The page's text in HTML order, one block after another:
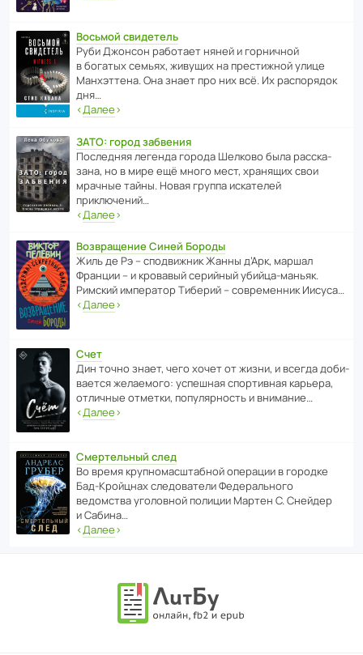
Восьмой свидетель
Руби Джонсон рабо­тает няней и горни­чной
в богатых семьях, живущих на прес­ти­жной улице
Манх­эт­тена. Она знает про них всё. Их распо­рядок
дня…
‹Далее›
ЗАТО: город забвения
После­дняя легенда города Шелково была расска­
зана, но в мире ещё много мест, хранящих свои
мрачные тайны. Новая группа иска­телей
приключений…
‹Далее›
Возвращение Синей Бороды
Жиль де Рэ – спод­ви­жник Жанны д’Арк, маршал
Франции – и кровавый серийный убийца-маньяк.
Римский импе­ратор Тиберий – совре­менник Иисуса…
‹Далее›
Счет
Дин точно знает, чего хочет от жизни, и всегда доби­
ва­ется жела­е­мого: успе­шная спор­ти­вная карьера,
отли­чные отметки, попу­ля­р­ность и внимание…
‹Далее›
Смертельный след
Во время круп­но­мас­ш­та­бной операции в городке
Бад‑Крой­цнах следо­ва­тели Феде­раль­ного
ведомства уголо­вной полиции Мартен С. Снейдер
и Сабина…
‹Далее›